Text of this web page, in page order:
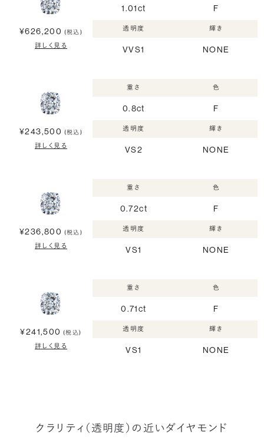
¥626,200 (税込)
詳しく見る
1.01ct F
透明度
VVS1
輝き
NONE
¥243,500 (税込)
詳しく見る
重さ
0.8ct
色
F
透明度
VS2
輝き
NONE
¥236,800 (税込)
詳しく見る
重さ
0.72ct
色
F
透明度
VS1
輝き
NONE
¥241,500 (税込)
詳しく見る
重さ
0.71ct
色
F
透明度
VS1
輝き
NONE
クラリティ（透明度）の近いダイヤモンド